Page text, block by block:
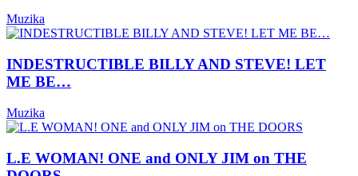
Muzika
INDESTRUCTIBLE BILLY AND STEVE! LET
ME BE…
Muzika
L.E WOMAN! ONE and ONLY JIM on THE